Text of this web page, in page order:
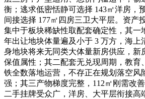
衡；逃求低密恬静可选择 143㎡洋房，
间接选择 177㎡四房三卫大平层。资产
集中于板块稀缺性取配套确定性，其一
年出让地块体量遍及小于 3 万方，海上
身地块将来无同类大体量新房供应，新
保值属性；其二配套无兑现周期，教育
铁全数落地运营，不存正在规划落空风
强；其三产物梯度完整，112㎡刚需改
二手挂牌受众广，洋房、大平层衔接高